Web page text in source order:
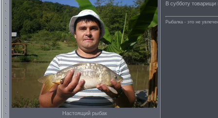
Настоящий рыбак
В субботу
Рыбалка - это не